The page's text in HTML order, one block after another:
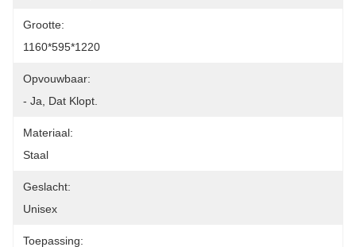
Grootte:
1160*595*1220
Opvouwbaar:
- Ja, Dat Klopt.
Materiaal:
Staal
Geslacht:
Unisex
Toepassing: